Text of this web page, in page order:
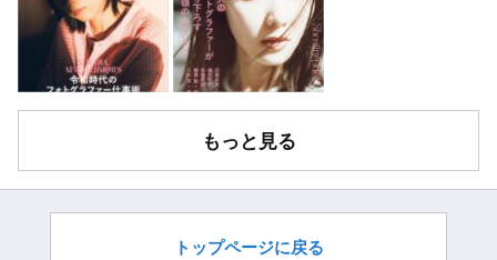
もっと見る
トップページに戻る